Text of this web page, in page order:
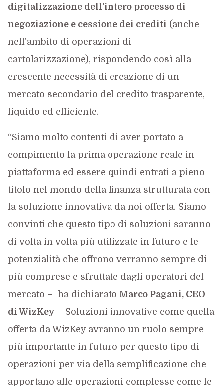
digitalizzazione dell’intero processo di
negoziazione e cessione dei crediti (anche
nell’ambito di operazioni di
cartolarizzazione), rispondendo così alla
crescente necessità di creazione di un
mercato secondario del credito trasparente,
liquido ed efficiente.
“Siamo molto contenti di aver portato a
compimento la prima operazione reale in
piattaforma ed essere quindi entrati a pieno
titolo nel mondo della finanza strutturata con
la soluzione innovativa da noi offerta. Siamo
convinti che questo tipo di soluzioni saranno
di volta in volta più utilizzate in futuro e le
potenzialità che offrono verranno sempre di
più comprese e sfruttate dagli operatori del
mercato – ha dichiarato Marco Pagani, CEO
di WizKey – Soluzioni innovative come quella
offerta da WizKey avranno un ruolo sempre
più importante in futuro per questo tipo di
operazioni per via della semplificazione che
apportano alle operazioni complesse come le